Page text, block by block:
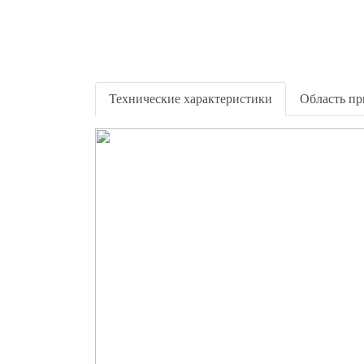
Технические характеристики Область